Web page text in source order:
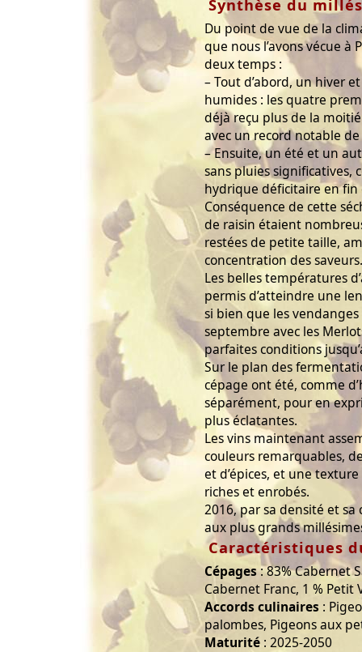
Synthèse du
Du point de vue de la
que nous l’avons vécue
deux temps :
– Tout d’abord, un hiver
humides : les quatre
déjà reçu plus de la
avec un record notable
– Ensuite, un été et un
sans pluies significatives,
hydrique déficitaire en fin
Conséquence de cette
de raisin étaient
restées de petite taille,
concentration des saveurs.
Les belles températures
permis d’atteindre une
si bien que les
septembre avec les
parfaites conditions
Sur le plan des
cépage ont été, comme
séparément, pour en
plus éclatantes.
Les vins maintenant
couleurs remarquables,
et d’épices, et une
riches et enrobés.
2016, par sa densité et
aux plus grands
Caractéristiques
Cépages: 83% Cabernet
Cabernet Franc, 1 % Petit
Accords culinaires :
palombes, Pigeons aux
Maturité : 2025-2050